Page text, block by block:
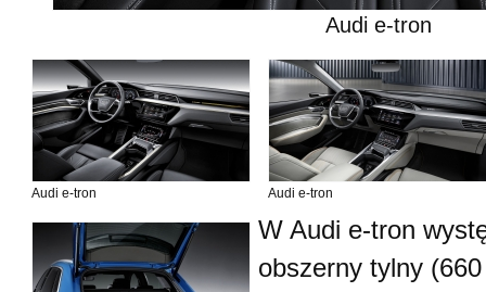
Audi e-tron
Audi e-tron Audi e-tron
W Audi e-tron
obszerny tylny